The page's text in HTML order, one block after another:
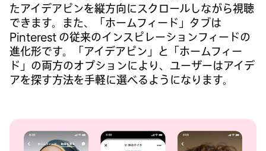
たアイデアピンを縦方向にスクロールしながら視聴
できます。また、「ホームフィード」タブは
Pinterest の従来のインスピレーションフィードの
進化形です。「アイデアピン」と「ホームフィー
ド」の両方のオプションにより、ユーザーはアイデ
アを探す方法を手軽に選べるようになります。